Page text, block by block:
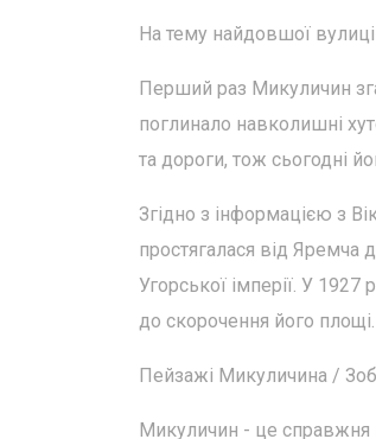
На тему найдовшої вулиці
Перший раз Микуличин
поглинало навколишні
та дороги, тож сьогодні
Згідно з інформацією з
простягалася від
Угорської імперії. У
до скорочення його
Пейзажі Микуличина /
Микуличин - це справжня